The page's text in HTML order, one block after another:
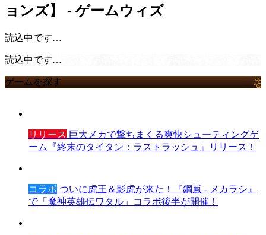
ョンズ】 - ゲームウィズ
読込中です…
読込中です…
ゲームを探す
リリース 巨大メカで撃ちまくる爽快シューティングゲ
ーム『終末のタイタン：ラストラッシュ』リリース！
コラボ ついに虎王＆影虎が来た！『鋼嵐 - メカラシ』
で「魔神英雄伝ワタル」コラボ後半が開催！